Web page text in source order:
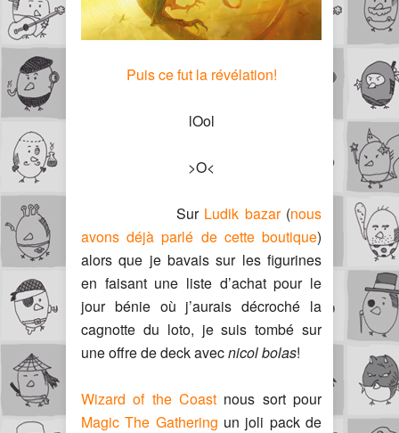
Puis ce fut la révélation!
lOol
>O<
Sur Ludik bazar(nous
avons déjà parlé de cette boutique)
alors que je bavais sur les figurines
en faisant une liste d’achat pour le
jour bénie où j’aurais décroché la
cagnotte du loto, je suis tombé sur
une offre de deck avecnicol bolas!
Wizard of the Coast nous sort pour
Magic The Gathering un joli pack de